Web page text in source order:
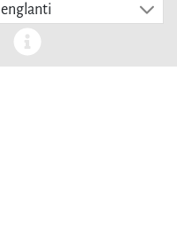
englanti